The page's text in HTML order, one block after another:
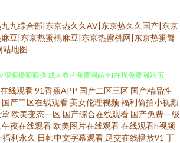
九综合部|东京热久久AV|东京热久久国产|东京
豆|东京热蜜桃麻豆|东京热蜜桃网|东京热蜜臀
站地图
拍AV 午夜视频97 内射内射网页 福利电影偶偶 91次
狠狠撸狠狠操 成人看片免费网站 91在现免费网站 五
线观看91香蕉APP 国产二区三区 国产精品性
国产二区在线观看 美女伦理视频福利偷拍小视频
欧美变态一区 国产综合在线观看 国产免费一级
午夜在线观看欧美图片在线观看在线观看h视频
福利永久 日韩中文字幕观看 足交在线播放91 丁